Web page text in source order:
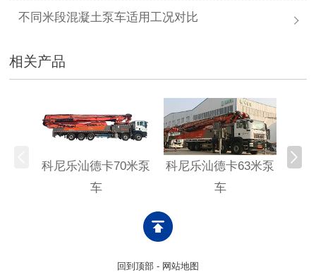
不同米段混凝土泵车适用工况对比
相关产品
科尼乐汕德卡70米泵
车
科尼乐汕德卡63米泵
车
科
回到顶部 - 网站地图